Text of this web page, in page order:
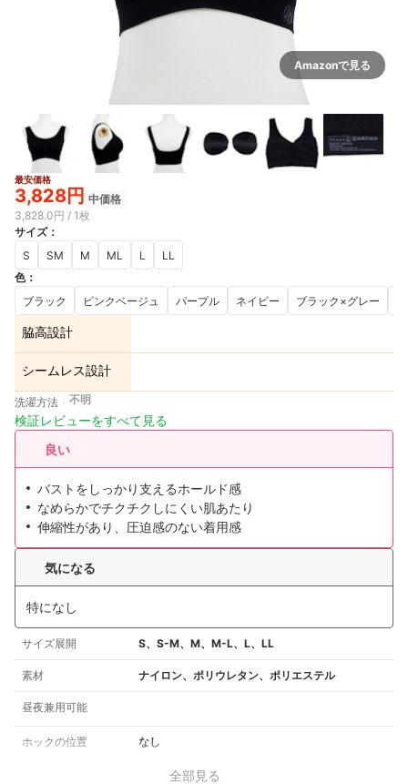
Amazonで見る
最安価格
3,828円 中価格
3,828.0円 / 1枚
サイズ：
S
SM M ML L
LL
色：
ブラック
ピンクベージュ パープル ネイビー ブラック×グレー
脇高設計
シームレス設計
洗濯方法 不明
検証レビューをすべて見る
良い
バストをしっかり支えるホールド感
なめらかでチクチクしにくい肌あたり
伸縮性があり、圧迫感のない着用感
気になる
特になし
サイズ展開 S、S-M、M、M-L、L、LL
素材 ナイロン、ポリウレタン、ポリエステル
昼夜兼用可能
ホックの位置 なし
全部見る